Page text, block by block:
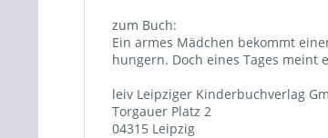
zum Buch:
Ein armes Mädchen bekommt
hungern. Doch eines Tages
leiv Leipziger Kinderbuchverlag
Torgauer Platz 2
04315 Leipzig